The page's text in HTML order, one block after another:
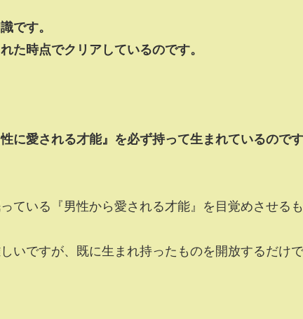
です。
た時点でクリアしているのです。
に愛される才能』を必ず持って生まれているのです
ている『男性から愛される才能』を目覚めさせる
いですが、既に生まれ持ったものを開放するだけで